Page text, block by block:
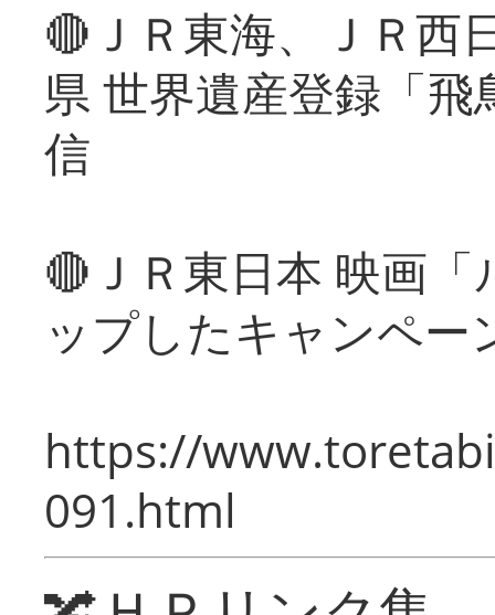
🔴ＪＲ東海、ＪＲ西
県 世界遺産登録「
信
🔴ＪＲ東日本 映画
ップしたキャンペー
https://
091.html